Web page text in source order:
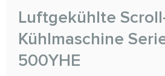
Luftgekühlte
Kühlmaschine
500YHE